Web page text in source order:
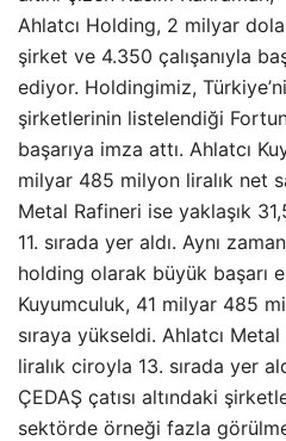
Ahlatcı Holding, 2 milyar
şirket ve 4.350 çalışanıyla
ediyor. Holdingimiz,
şirketlerinin listelendiği
başarıya imza attı. Ahlatcı
milyar 485 milyon liralık net
Metal Rafineri ise yaklaşık
11. sırada yer aldı. Aynı
holding olarak büyük başarı
Kuyumculuk, 41 milyar 485
sıraya yükseldi. Ahlatcı
liralık ciroyla 13. sırada yer
ÇEDAŞ çatısı altındaki
sektörde örneği fazla